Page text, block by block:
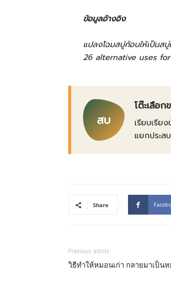
ข้อมูลอ้างอิง
แปลงโฉมสบู่ก้อนให้เป็นส
26 alternative uses
สบ
โต๊ะเลือ
เรียบเรีย
แยกประส
Share
Previous article
วิธีทำให้หมอนเก่า กลายมาเป็น